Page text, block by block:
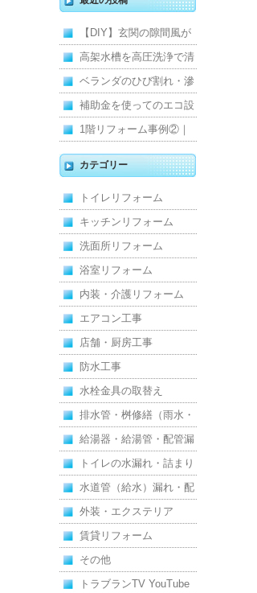
【DIY】玄関の隙間風が
寒くて断熱ドアに交換し
ました
高架水槽を高圧洗浄で清
掃！衛生的な給水環境を
維持｜施工事例
ベランダのひび割れ・滲
みを解消！賃貸マンショ
ン防水工事
補助金を使ってのエコ設
備住宅リフォーム
1階リフォーム事例②｜
キッチン・床・収納を一
新し、扉新設で動線を整
えた全面改修
カテゴリー
トイレリフォーム
キッチンリフォーム
洗面所リフォーム
浴室リフォーム
内装・介護リフォーム
エアコン工事
店舗・厨房工事
防水工事
水栓金具の取替え
排水管・桝修繕（雨水・
汚水）
給湯器・給湯管・配管漏
れ
トイレの水漏れ・詰まり
水道管（給水）漏れ・配
管
外装・エクステリア
賃貸リフォーム
その他
トラブランTV YouTube